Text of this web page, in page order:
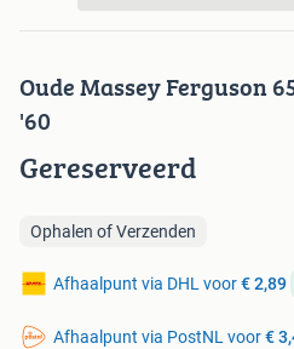
Oude Massey Ferguson
'60
Gereserveerd
Ophalen of Verzenden
Afhaalpunt via DHL voor€ 2,89
Afhaalpunt via PostNL voor€